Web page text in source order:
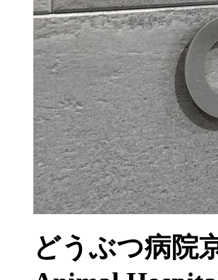
どうぶつ病院